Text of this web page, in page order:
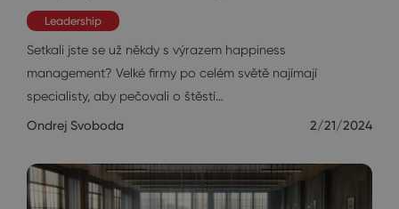
Leadership
Setkali jste se už někdy s výrazem happiness
management? Velké firmy po celém světě najímají
specialisty, aby pečovali o štěstí…
Ondrej Svoboda 2/21/2024